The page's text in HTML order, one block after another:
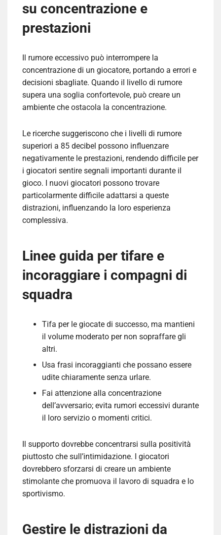
su concentrazione e
prestazioni
Il rumore eccessivo può interrompere la
concentrazione di un giocatore, portando a errori e
decisioni sbagliate. Quando il livello di rumore
supera una soglia confortevole, può creare un
ambiente che ostacola la concentrazione.
Le ricerche suggeriscono che i livelli di rumore
superiori a 85 decibel possono influenzare
negativamente le prestazioni, rendendo difficile per
i giocatori sentire segnali importanti durante il
gioco. I nuovi giocatori possono trovare
particolarmente difficile adattarsi a queste
distrazioni, influenzando la loro esperienza
complessiva.
Linee guida per tifare e
incoraggiare i compagni di
squadra
Tifa per le giocate di successo, ma mantieni
il volume moderato per non sopraffare gli
altri.
Usa frasi incoraggianti che possano essere
udite chiaramente senza urlare.
Fai attenzione alla concentrazione
dell’avversario; evita rumori eccessivi durante
il loro servizio o momenti critici.
Il supporto dovrebbe concentrarsi sulla positività
piuttosto che sull’intimidazione. I giocatori
dovrebbero sforzarsi di creare un ambiente
stimolante che promuova il lavoro di squadra e lo
sportivismo.
Gestire le distrazioni da